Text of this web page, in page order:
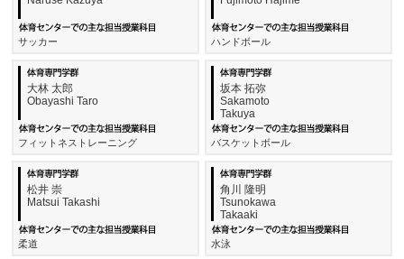
サッカー ハンドボール
大林 太郎
Obayashi Taro
フィットネストレーニング
坂本 拓弥
Sakamoto
Takuya
バスケットボール
松井 崇
Matsui Takashi
柔道
角川 隆明
Tsunokawa
Takaaki
水泳